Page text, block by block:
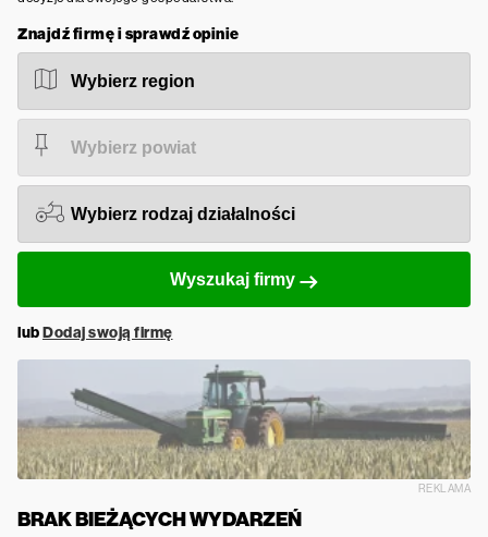
Znajdź firmę i sprawdź opinie
Wyszukaj firmy
lubDodaj swoją firmę
REKLAMA
BRAK BIEŻĄCYCH WYDARZEŃ